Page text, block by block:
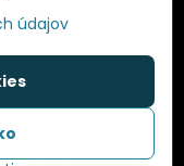
osobných údajov
údajov